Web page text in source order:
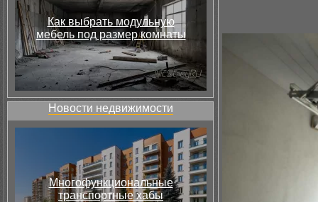
Как выбрать модульную
мебель под размер комнаты
Новости недвижимости
Многофункциональные
транспортные хабы